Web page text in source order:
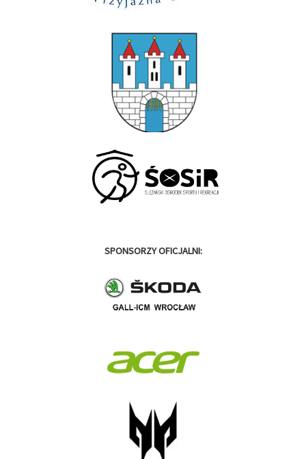
SPONSORZY OFICJALNI: